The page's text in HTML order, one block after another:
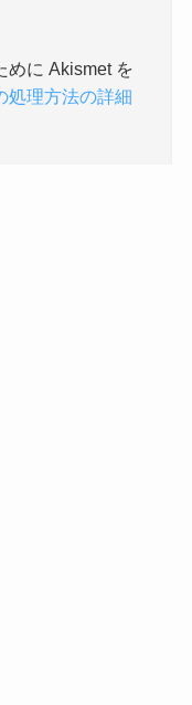
めに Akismet を
処理方法の詳細